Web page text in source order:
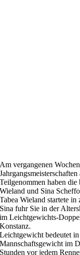
Am vergangenen
Teilgenommen haben die
Wieland und Sina
Tabea Wieland startete
Sina fuhr Sie in der
im Leichtgewichts-
Konstanz.
Leichtgewicht bedeutet
Mannschaftsgewicht im
Stunden vor jedem